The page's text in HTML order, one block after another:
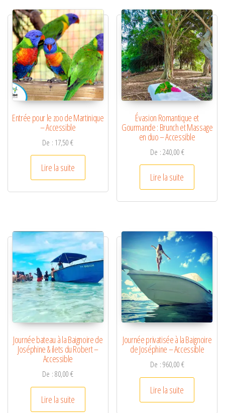
Entrée pour le zoo de Martinique
– Accessible
De : 17,50€
Lire la suite
Évasion Romantique et
Gourmande : Brunch et Massage
en duo – Accessible
De :240,00€
Lire la suite
Journée bateau à la Baignoire de
Joséphine & ilets du Robert –
Accessible
De :80,00€
Lire la suite
Journée privatisée à la Baignoire
de Joséphine – Accessible
De :960,00€
Lire la suite